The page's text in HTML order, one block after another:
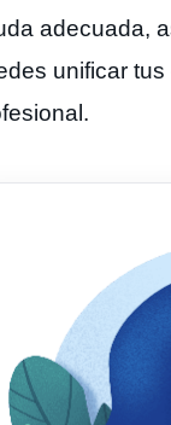
adecuada,
unificar